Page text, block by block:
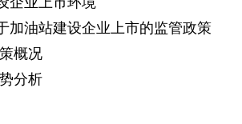
加油站建设企业上市的监管政策
概况
分析